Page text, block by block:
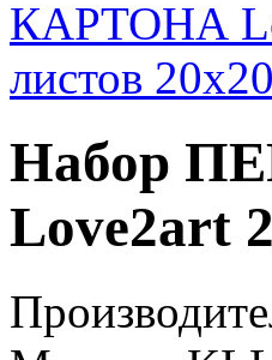
Набор
Love2art